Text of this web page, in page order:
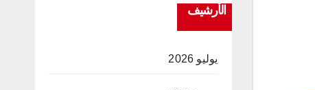
الأرشيف
يوليو 2026